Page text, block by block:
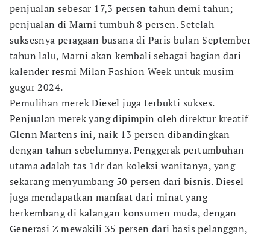
penjualan sebesar 17,3 persen tahun demi tahun;
penjualan di Marni tumbuh 8 persen. Setelah
suksesnya peragaan busana di Paris bulan September
tahun lalu, Marni akan kembali sebagai bagian dari
kalender resmi Milan Fashion Week untuk musim
gugur 2024.
Pemulihan merek Diesel juga terbukti sukses.
Penjualan merek yang dipimpin oleh direktur kreatif
Glenn Martens ini, naik 13 persen dibandingkan
dengan tahun sebelumnya. Penggerak pertumbuhan
utama adalah tas 1dr dan koleksi wanitanya, yang
sekarang menyumbang 50 persen dari bisnis. Diesel
juga mendapatkan manfaat dari minat yang
berkembang di kalangan konsumen muda, dengan
Generasi Z mewakili 35 persen dari basis pelanggan,